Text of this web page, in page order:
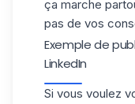
ça marche
pas de vos
Exemple de
LinkedIn
Si vous voulez